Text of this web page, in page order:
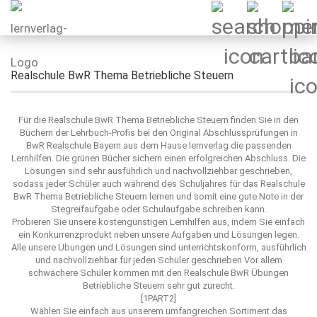
Realschule BwR Thema Betriebliche Steuern
Für die Realschule BwR Thema Betriebliche Steuern finden Sie in den
Büchern der Lehrbuch-Profis bei den Original Abschlussprüfungen in
BwR Realschule Bayern aus dem Hause lernverlag die passenden
Lernhilfen. Die grünen Bücher sichern einen erfolgreichen Abschluss. Die
Lösungen sind sehr ausführlich und nachvollziehbar geschrieben,
sodass jeder Schüler auch während des Schuljahres für das Realschule
BwR Thema Betriebliche Steuern lernen und somit eine gute Note in der
Stegreifaufgabe oder Schulaufgabe schreiben kann.
Probieren Sie unsere kostengünstigen Lernhilfen aus, indem Sie einfach
ein Konkurrenzprodukt neben unsere Aufgaben und Lösungen legen.
Alle unsere Übungen und Lösungen sind unterrichtskonform, ausführlich
und nachvollziehbar für jeden Schüler geschrieben Vor allem
schwächere Schüler kommen mit den Realschule BwR Übungen
Betriebliche Steuern sehr gut zurecht.
[1PART2]
Wählen Sie einfach aus unserem umfangreichen Sortiment das